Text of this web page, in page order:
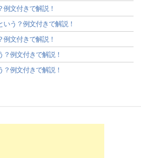
例文付きで解説！
いう？例文付きで解説！
例文付きで解説！
？例文付きで解説！
？例文付きで解説！